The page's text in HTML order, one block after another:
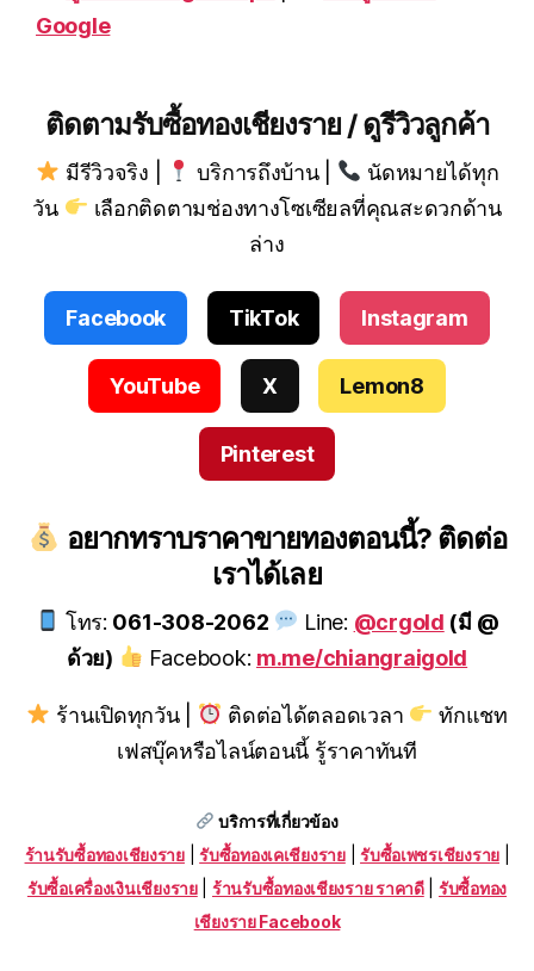
Google
ติดตามรับซื้อทองเชียงราย / ดูรีวิวลูกค้า
มีรีวิวจริง | บริการถึงบ้าน |
นัดหมายได้ทุก
วัน
เลือกติดตามช่องทางโซเซียลที่คุณสะดวกด้าน
ล่าง
Facebook TikTok Instagram
YouTube X Lemon8
Pinterest
อยากทราบราคาขายทองตอนนี้? ติดต่อ
เราได้เลย
โทร: 061-308-2062 Line: @crgold (มี @
ด้วย)
Facebook: m.me/chiangraigold
ร้านเปิดทุกวัน | ติดต่อได้ตลอดเวลา
ทักแชท
เฟสบุ๊คหรือไลน์ตอนนี้ รู้ราคาทันที
บริการที่เกี่ยวข้อง
ร้านรับซื้อทองเชียงราย|รับซื้อทองเคเชียงราย|รับซื้อเพชรเชียงราย
รับซื้อเครื่องเงินเชียงราย| ร้านรับซื้อทองเชียงราย ราคาดี| รับซื้อทอง
เชียงราย Facebook